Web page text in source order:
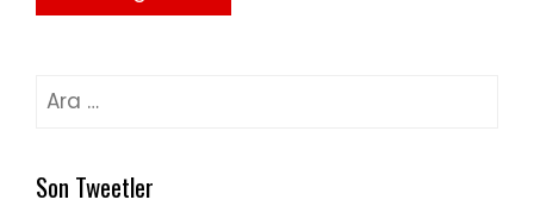
Arama:
Son Tweetler